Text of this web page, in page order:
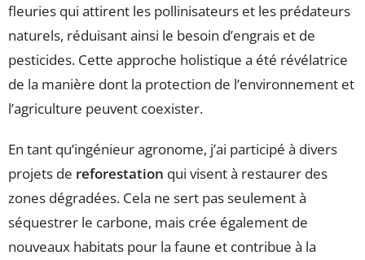
fleuries qui attirent les pollinisateurs et les prédateurs
naturels, réduisant ainsi le besoin d’engrais et de
pesticides. Cette approche holistique a été révélatrice
de la manière dont la protection de l’environnement et
l’agriculture peuvent coexister.
En tant qu’ingénieur agronome, j’ai participé à divers
projets de reforestation qui visent à restaurer des
zones dégradées. Cela ne sert pas seulement à
séquestrer le carbone, mais crée également de
nouveaux habitats pour la faune et contribue à la